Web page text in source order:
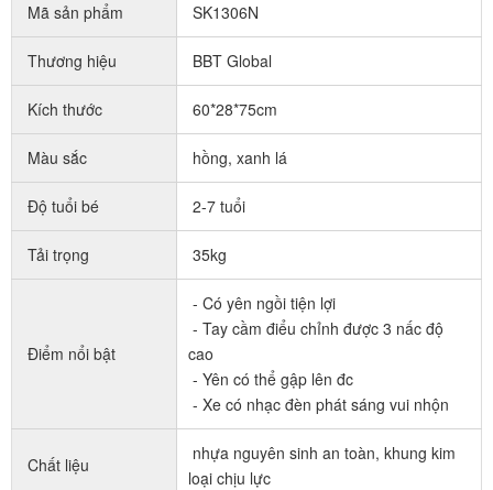
Mã sản phẩm SK1306N
Thương hiệu BBT Global
Kích thước 60*28*75cm
Màu sắc hồng, xanh lá
Độ tuổi bé 2-7 tuổi
Tải trọng 35kg
Điểm nổi bật
- Có yên ngồi tiện lợi
- Tay cầm điểu chỉnh được 3 nấc độ
cao
- Yên có thể gập lên đc
- Xe có nhạc đèn phát sáng vui nhộn
Chất liệu
nhựa nguyên sinh an toàn, khung kim
loại chịu lực